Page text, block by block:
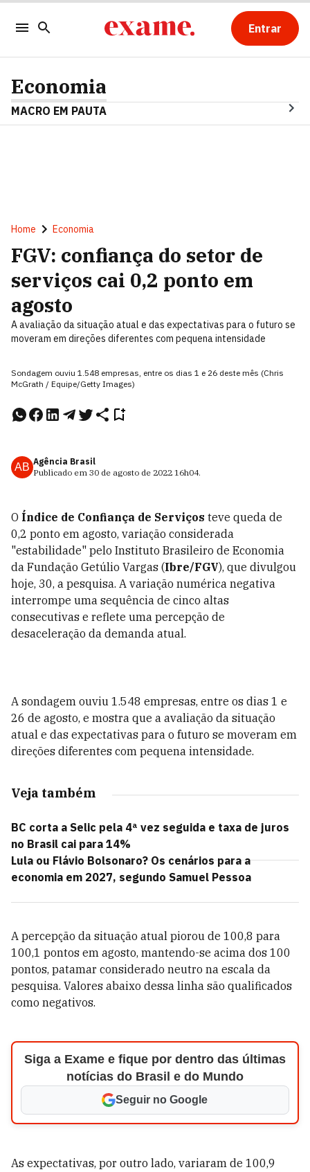
Entrar
Economia
MACRO EM PAUTA
Home Economia
FGV: confiança do setor de
serviços cai 0,2 ponto em
agosto
A avaliação da situação atual e das expectativas para o futuro se
moveram em direções diferentes com pequena intensidade
Sondagem ouviu 1.548 empresas, entre os dias 1 e 26 deste mês (Chris
McGrath / Equipe/Getty Images)
AB Agência Brasil
Publicado em 30 de agosto de 2022 16h04.
O Índice de Confiança de Serviços teve queda de
0,2 ponto em agosto, variação considerada
"estabilidade" pelo Instituto Brasileiro de Economia
da Fundação Getúlio Vargas (Ibre/FGV), que divulgou
hoje, 30, a pesquisa. A variação numérica negativa
interrompe uma sequência de cinco altas
consecutivas e reflete uma percepção de
desaceleração da demanda atual.
A sondagem ouviu 1.548 empresas, entre os dias 1 e
26 de agosto, e mostra que a avaliação da situação
atual e das expectativas para o futuro se moveram em
direções diferentes com pequena intensidade.
Veja também
BC corta a Selic pela 4ª vez seguida e taxa de juros
no Brasil cai para 14%
Lula ou Flávio Bolsonaro? Os cenários para a
economia em 2027, segundo Samuel Pessoa
A percepção da situação atual piorou de 100,8 para
100,1 pontos em agosto, mantendo-se acima dos 100
pontos, patamar considerado neutro na escala da
pesquisa. Valores abaixo dessa linha são qualificados
como negativos.
Siga a Exame e fique por dentro das últimas
notícias do Brasil e do Mundo
Seguir no Google
As expectativas, por outro lado, variaram de 100,9